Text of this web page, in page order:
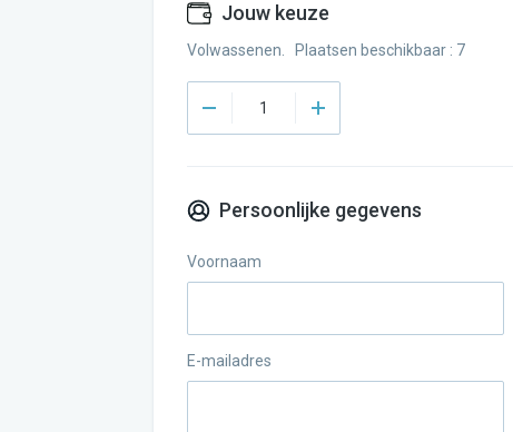
Jouw keuze
Volwassenen. Plaatsen beschikbaar : 7
Persoonlijke gegevens
Voornaam
E-mailadres